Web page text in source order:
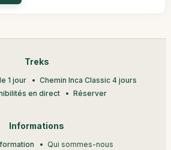
Treks
1 jour
Chemin Inca Classic 4 jours
en direct
Réserver
Informations
Qui sommes-nous